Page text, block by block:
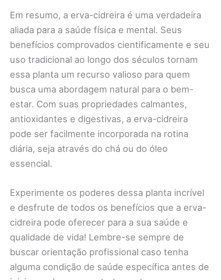
Em resumo, a erva-cidreira é uma verdadeira
aliada para a saúde física e mental. Seus
benefícios comprovados cientificamente e seu
uso tradicional ao longo dos séculos tornam
essa planta um recurso valioso para quem
busca uma abordagem natural para o bem-
estar. Com suas propriedades calmantes,
antioxidantes e digestivas, a erva-cidreira
pode ser facilmente incorporada na rotina
diária, seja através do chá ou do óleo
essencial.
Experimente os poderes dessa planta incrível
e desfrute de todos os benefícios que a erva-
cidreira pode oferecer para a sua saúde e
qualidade de vida! Lembre-se sempre de
buscar orientação profissional caso tenha
alguma condição de saúde específica antes de